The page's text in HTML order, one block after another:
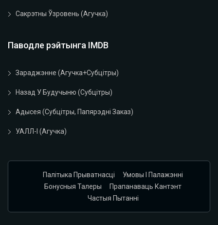
Сакрэтны Ўзровень (агучка)
Паводле рэйтынга IMDB
Зараджэнне (агучка+субцітры)
Назад У Будучыню (субцітры)
Адысея (субцітры, Папярэдні Заказ)
УАЛЛ-І (агучка)
Палітыка Прыватнасці
Умовы І Палажэнні
Бонусныя Талеры
Прапанаваць Кантэнт
Частыя Пытанні